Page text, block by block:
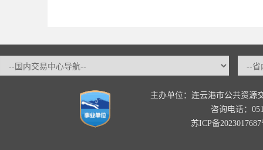
主办单位：连云港市公共资源
咨询电话：
苏ICP备